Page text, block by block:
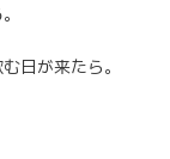
日が来たら。